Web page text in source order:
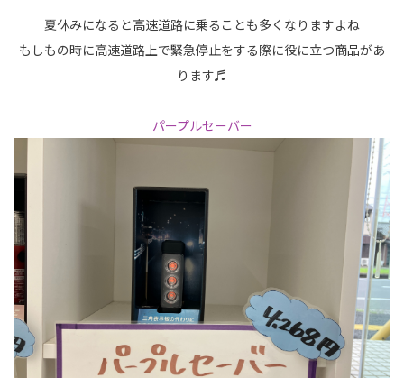
夏休みになると高速道路に乗ることも多くなりますよね
もしもの時に高速道路上で緊急停止をする際に役に立つ商品があ
ります♬
パープルセーバー